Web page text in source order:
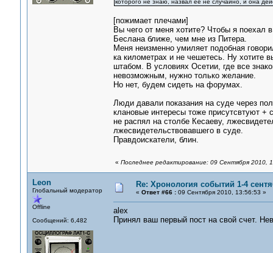
которого не знаю, назвал её не случайно, и она
[пожимает плечами]
Вы чего от меня хотите? Чтобы я поехал
Беслана ближе, чем мне из Питера.
Меня неизменно умиляет подобная
ка километрах и не чешетесь. Ну хотите
штабом. В условиях Осетии, где все
невозможным, нужно только желание.
Но нет, будем сидеть на форумах.
Люди давали показания на суде через
клановые интересы тоже присутсвтуют +
не распял на столбе Кесаеву,
лжесвидетельствовавшего в суде.
Правдоискатели, блин.
« Последнее редактирование: 09 Сентября 2010,
Leon
Глобальный модератор
Offline
Сообщений: 6,482
Re: Хронология событий 1-4
« Ответ #66 :09 Сентября 2010, 13:56:53 »
alex
Принял ваш первый пост на свой счет.